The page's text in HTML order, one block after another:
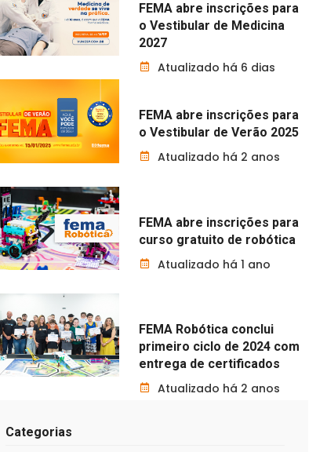
FEMA abre inscrições para
o Vestibular de Medicina
2027
Atualizado há 6 dias
FEMA abre inscrições para
o Vestibular de Verão 2025
Atualizado há 2 anos
FEMA abre inscrições para
curso gratuito de robótica
Atualizado há 1 ano
FEMA Robótica conclui
primeiro ciclo de 2024 com
entrega de certificados
Atualizado há 2 anos
Categorias